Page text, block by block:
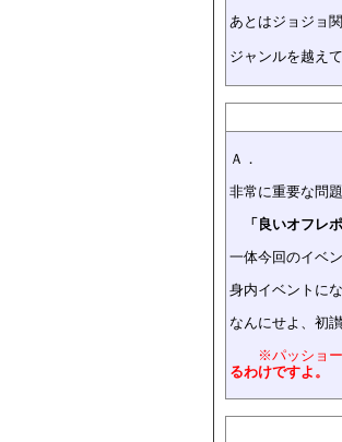
あとはジョジョ
ジャンルを越え
Ａ．
非常に重要な問
「良いオフレ
一体今回のイベ
身内イベントに
なんにせよ、初
※パッショ
るわけですよ。